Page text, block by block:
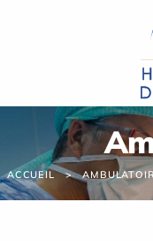
ACCUEIL
Panneau de gestion